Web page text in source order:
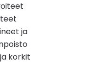
ja
korkit